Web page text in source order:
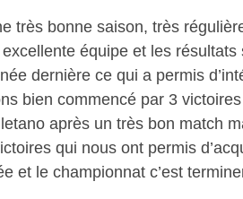
très bonne saison, très
équipe et les
dernière ce qui a permis
bien commencé par 3
après un très bon match
qui nous ont permis
et le championnat c’est